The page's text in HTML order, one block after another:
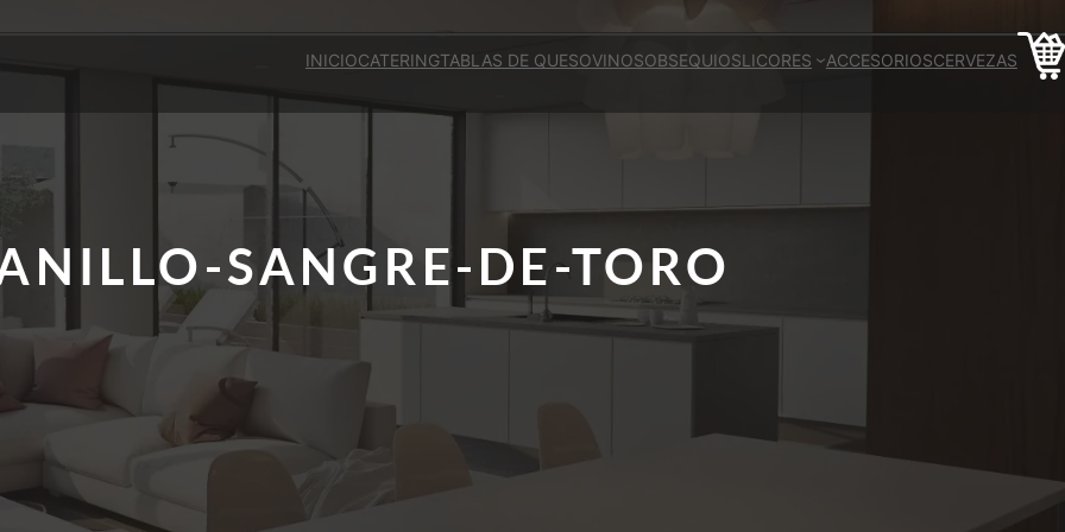
INICIOCATERINGTABLAS DE QUESOVINOSOBSEQUIOSLICORES ACCESORIOSCERVEZAS
SANGRE-DE-TORO